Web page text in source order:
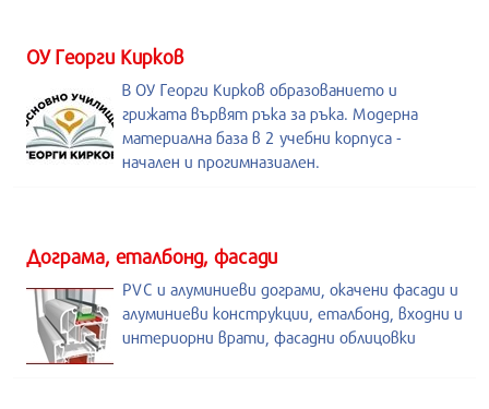
ОУ Георги Кирков
В ОУ Георги Кирков образованието и
грижата вървят ръка за ръка. Модерна
материална база в 2 учебни корпуса -
начален и прогимназиален.
Дограма, еталбонд, фасади
PVC и алуминиеви дограми, окачени фасади и
алуминиеви конструкции, еталбонд, входни и
интериорни врати, фасадни облицовки